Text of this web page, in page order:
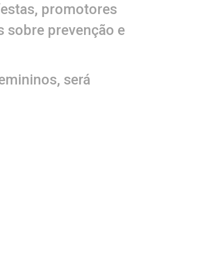
promotores
sobre prevenção e
será